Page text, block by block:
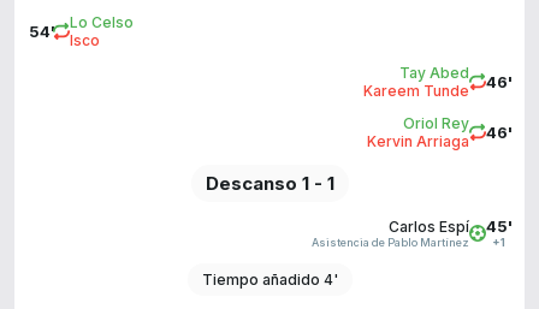
54'
Lo Celso
Isco
46'
Tay Abed
Kareem Tunde
46'
Oriol Rey
Kervin Arriaga
Descanso 1 - 1
45'
+1
Carlos Espí
Asistencia de Pablo Martínez
Tiempo añadido 4'